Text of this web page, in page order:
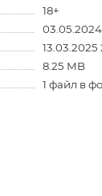
18+
13.03.2025
8.25 MB
1 файл в